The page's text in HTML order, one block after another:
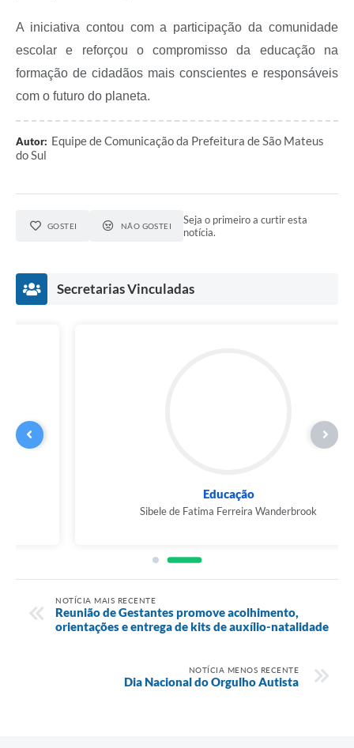
Logo Prefeitura de São Mateus do Sul
Links
Agenda
Notícias
Solicitação de Remoção: Instituições Escolares
Telefones Úteis
A iniciativa contou com a participação da comunidade
escolar e reforçou o compromisso da educação na
formação de cidadãos mais conscientes e responsáveis
com o futuro do planeta.
Autor: Equipe de Comunicação da Prefeitura de São Mateus
do Sul
GOSTEI NÃO GOSTEI
Seja o primeiro a curtir esta
notícia.
Secretarias Vinculadas
Sibele de Fatima Ferreira Wanderbrook
NOTÍCIA MAIS RECENTE
Reunião de Gestantes promove acolhimento,
orientações e entrega de kits de auxílio-natalidade
NOTÍCIA MENOS RECENTE
Dia Nacional do Orgulho Autista